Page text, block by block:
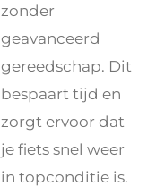
zonder
geavanceerd
gereedschap. Dit
bespaart tijd en
zorgt ervoor dat
je fiets snel weer
in topconditie is.